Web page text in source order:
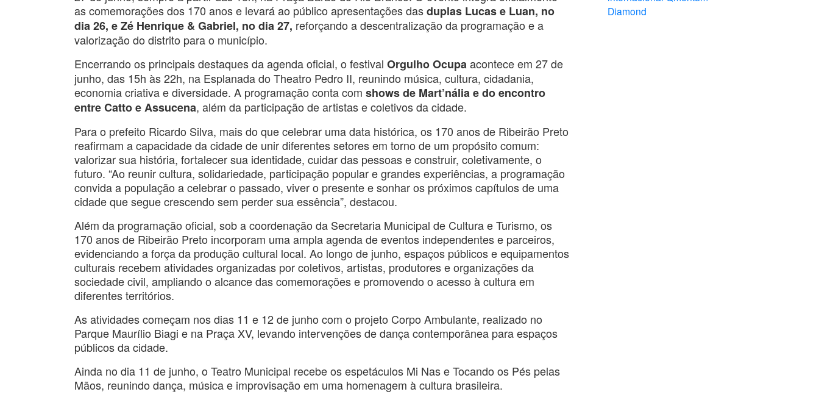
as comemorações dos 170 anos e levará ao público apresentações dasduplas Lucas e Luan, no
dia 26, e Zé Henrique & Gabriel, no dia 27, reforçando a descentralização da programação e a
valorização do distrito para o município.
Encerrando os principais destaques da agenda oficial, o festival Orgulho Ocupaacontece em 27 de
junho, das 15h às 22h, na Esplanada do Theatro Pedro II, reunindo música, cultura, cidadania,
economia criativa e diversidade. A programação conta com shows de Mart’nália e do encontro
entre Catto e Assucena, além da participação de artistas e coletivos da cidade.
Para o prefeito Ricardo Silva, mais do que celebrar uma data histórica, os 170 anos de Ribeirão Preto
reafirmam a capacidade da cidade de unir diferentes setores em torno de um propósito comum:
valorizar sua história, fortalecer sua identidade, cuidar das pessoas e construir, coletivamente, o
futuro. “Ao reunir cultura, solidariedade, participação popular e grandes experiências, a programação
convida a população a celebrar o passado, viver o presente e sonhar os próximos capítulos de uma
cidade que segue crescendo sem perder sua essência”, destacou.
Além da programação oficial, sob a coordenação da Secretaria Municipal de Cultura e Turismo, os
170 anos de Ribeirão Preto incorporam uma ampla agenda de eventos independentes e parceiros,
evidenciando a força da produção cultural local. Ao longo de junho, espaços públicos e equipamentos
culturais recebem atividades organizadas por coletivos, artistas, produtores e organizações da
sociedade civil, ampliando o alcance das comemorações e promovendo o acesso à cultura em
diferentes territórios.
As atividades começam nos dias 11 e 12 de junho com o projeto Corpo Ambulante, realizado no
Parque Maurílio Biagi e na Praça XV, levando intervenções de dança contemporânea para espaços
públicos da cidade.
Ainda no dia 11 de junho, o Teatro Municipal recebe os espetáculos Mi Nas e Tocando os Pés pelas
Mãos, reunindo dança, música e improvisação em uma homenagem à cultura brasileira.
Diamond